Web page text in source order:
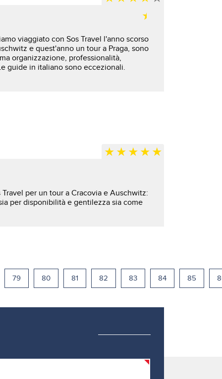
viaggiato con Sos Travel l'anno scorso
e quest'anno un tour a Praga, sono
organizzazione, professionalità,
guide in italiano sono eccezionali.
per un tour a Cracovia e Auschwitz:
per disponibilità e gentilezza sia come
79 80 81 82 83 84 85